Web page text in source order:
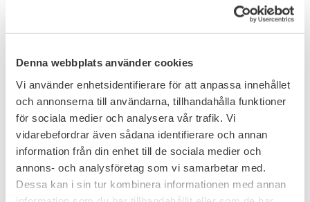
Denna webbplats använder cookies
Vi använder enhetsidentifierare för att anpassa innehållet
och annonserna till användarna, tillhandahålla funktioner
för sociala medier och analysera vår trafik. Vi
vidarebefordrar även sådana identifierare och annan
information från din enhet till de sociala medier och
annons- och analysföretag som vi samarbetar med.
Dessa kan i sin tur kombinera informationen med annan
199
Brandit Molle Ficka
Compact Pouch
151